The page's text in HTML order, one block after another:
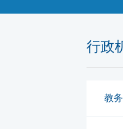
行政
教